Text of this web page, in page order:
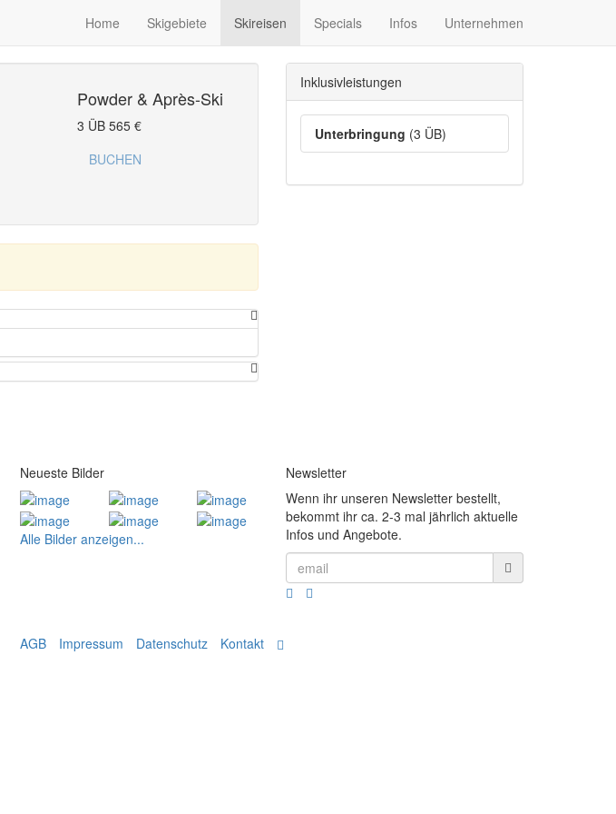
Home Skigebiete Skireisen Specials Infos Unternehmen
Inklusivleistungen
Unterbringung (3 ÜB)
Powder & Après-Ski
3 ÜB565 €
BUCHEN
Neueste Bilder
Alle Bilder anzeigen...
Newsletter
Wenn ihr unseren Newsletter bestellt,
bekommt ihr ca. 2-3 mal jährlich aktuelle
Infos und Angebote.
AGB Impressum Datenschutz Kontakt